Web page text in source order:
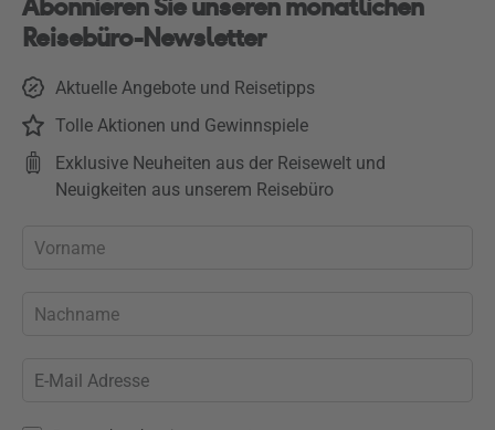
Abonnieren Sie unseren monatlichen
Reisebüro-Newsletter
Aktuelle Angebote und Reisetipps
Tolle Aktionen und Gewinnspiele
Exklusive Neuheiten aus der Reisewelt und
Neuigkeiten aus unserem Reisebüro